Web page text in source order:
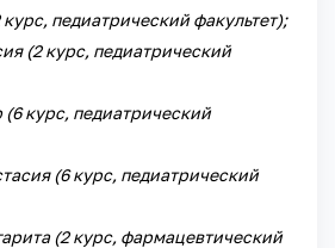
педиатрический факультет);
(2 курс, педиатрический
(6 курс, педиатрический
(6 курс, педиатрический
(2 курс, фармацевтический